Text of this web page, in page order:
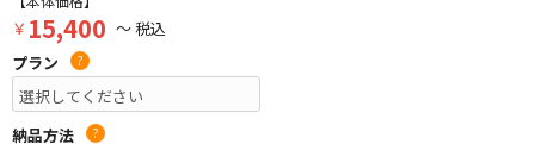
￥ 15,400 ～ 税込
プラン
?
納品方法 ?